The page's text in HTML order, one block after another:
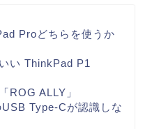
Proどちらを使うか
い ThinkPad P1
ROG ALLY」
USB Type-Cが認識しな